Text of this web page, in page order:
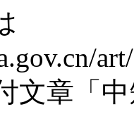
文章「